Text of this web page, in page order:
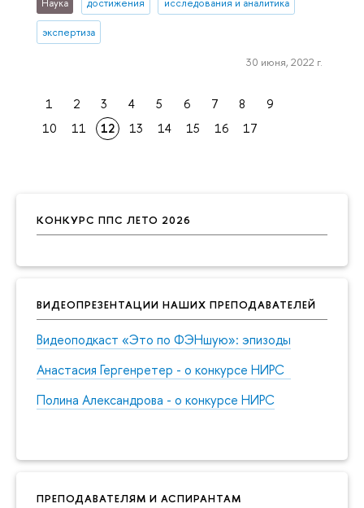
КОНКУРС ППС ЛЕТО 2026
ВИДЕОПРЕЗЕНТАЦИИ НАШИХ ПРЕПОДАВАТЕЛЕЙ
Видеоподкаст «Это по ФЭНшую»: эпизоды
Анастасия Гергенретер - о конкурсе НИРС
Полина Александрова - о конкурсе НИРС
ПРЕПОДАВАТЕЛЯМ И АСПИРАНТАМ
Наука достижения исследования и аналитика
экспертиза
30 июня, 2022 г.
1 2 3 4 5 6 7 8
9
10
11 12 13 14 15 16 17